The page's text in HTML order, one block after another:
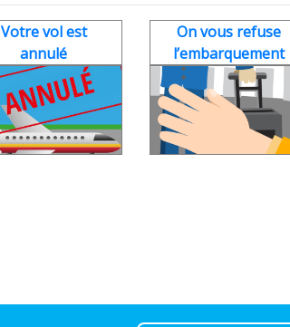
Votre vol est
annulé
On vous refuse
l’embarquement